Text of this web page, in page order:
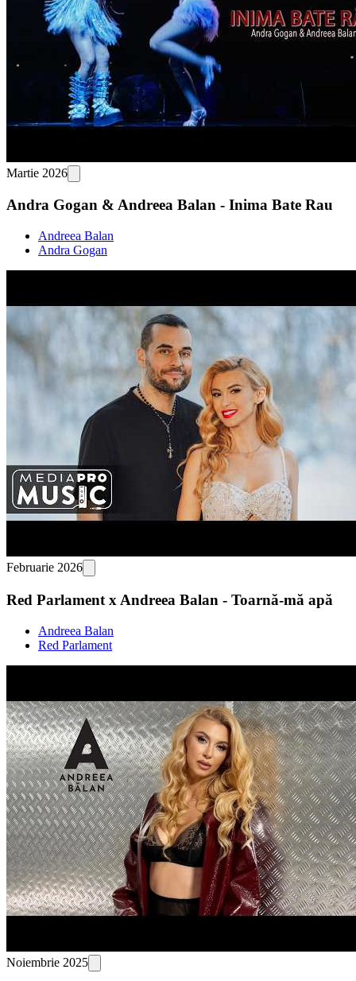
Martie 2026
Andra Gogan & Andreea Balan - Inima Bate Rau
Andreea Balan
Andra Gogan
Februarie 2026
Red Parlament x Andreea Balan - Toarnă-mă apă
Andreea Balan
Red Parlament
Noiembrie 2025